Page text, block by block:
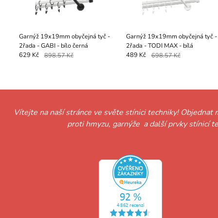
Garnýž 19x19mm obyčejná tyč -
2řada - GABI - bílo černá
629 Kč 898.57 Kč
Garnýž 19x19mm obyčejná tyč -
2řada - TODI MAX - bílá
489 Kč 698.57 Kč
Vítejte na naší stránce ve světe stínici techniky!
proti hmyzu, garnýže a další prvky stínicí